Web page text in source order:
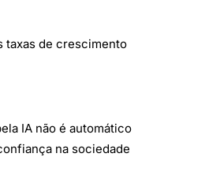
taxas de crescimento
IA não é automático
na sociedade